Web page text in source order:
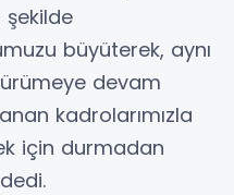
şekilde
büyüterek, aynı
devam
kadrolarımızla
için durmadan